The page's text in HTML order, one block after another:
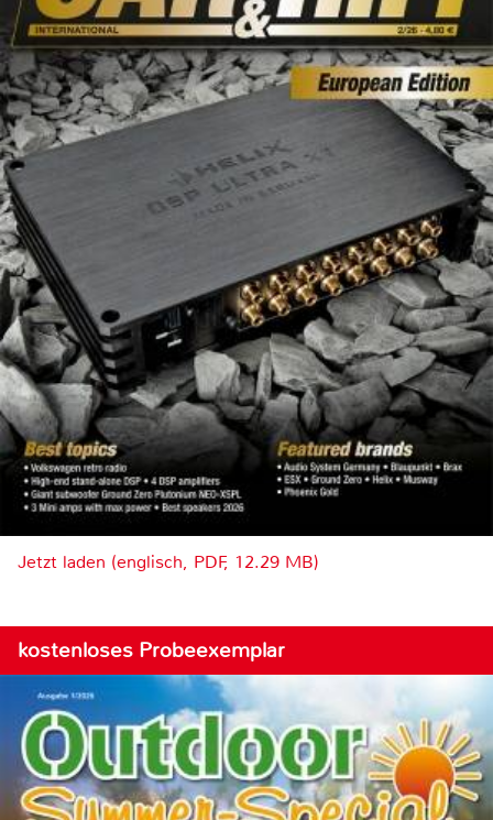
Jetzt laden (englisch, PDF, 12.29 MB)
kostenloses Probeexemplar